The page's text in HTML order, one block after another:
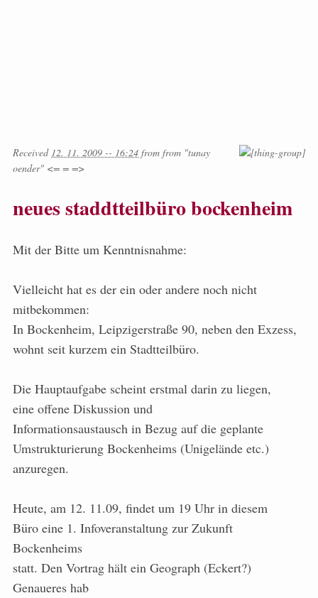
Received 12. 11. 2009 -- 16:24 from from "tunay
oender" <= = =>
neues staddtteilbüro bockenheim
Mit der Bitte um Kenntnisnahme:
Vielleicht hat es der ein oder andere noch nicht
mitbekommen:
In Bockenheim, Leipzigerstraße 90, neben den Exzess,
wohnt seit kurzem ein Stadtteilbüro.
Die Hauptaufgabe scheint erstmal darin zu liegen,
eine offene Diskussion und
Informationsaustausch in Bezug auf die geplante
Umstrukturierung Bockenheims (Unigelände etc.)
anzuregen.
Heute, am 12. 11.09, findet um 19 Uhr in diesem
Büro eine 1. Infoveranstaltung zur Zukunft
Bockenheims
statt. Den Vortrag hält ein Geograph (Eckert?)
Genaueres hab